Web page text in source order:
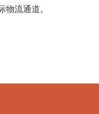
流通道。